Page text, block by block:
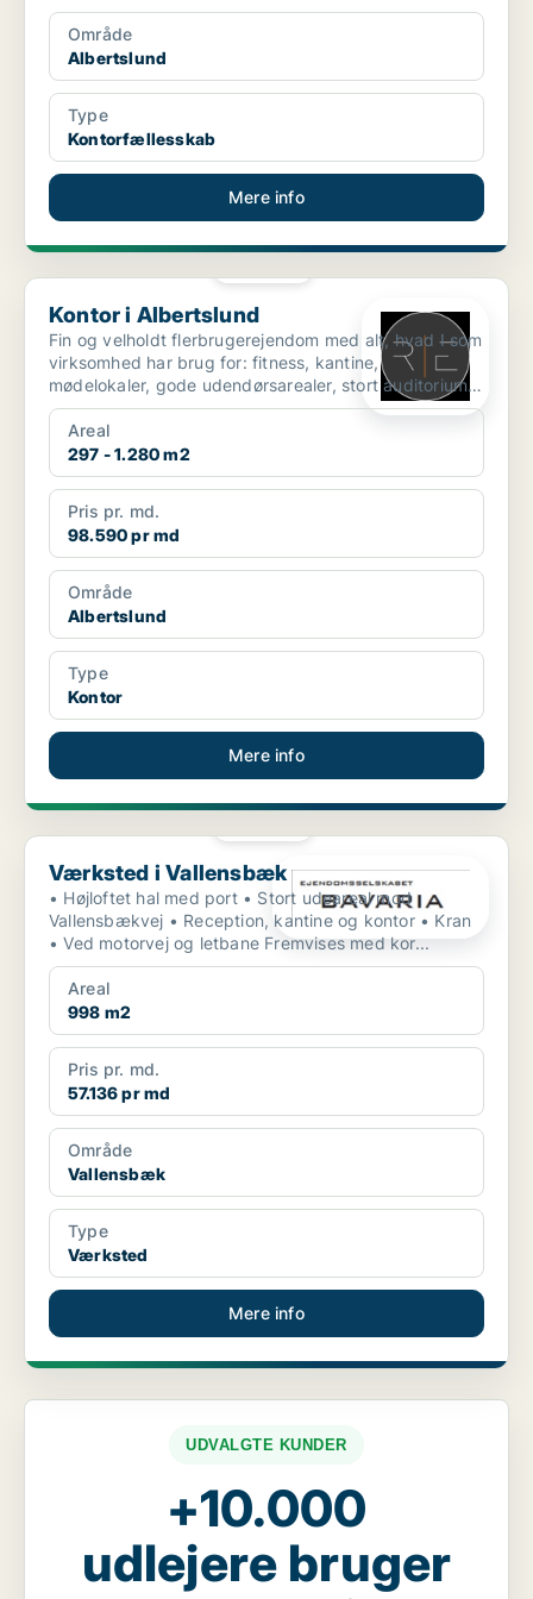
Område
Albertslund
Type
Kontorfællesskab
Mere info
Kontor i Albertslund
Kontor i Albertslund
Fin og velholdt flerbrugerejendom med alt, hvad I som
virksomhed har brug for: fitness, kantine,
mødelokaler, gode udendørsarealer, stort auditorium,
omklædn...
Areal
297 - 1.280 m2
Pris pr. md.
98.590 pr md
Område
Albertslund
Type
Kontor
Mere info
Værksted i Vallensbæk
Værksted i Vallensbæk
• Højloftet hal med port • Stort udeareal mod
Vallensbækvej • Reception, kantine og kontor • Kran
• Ved motorvej og letbane Fremvises med kor...
Areal
998 m2
Pris pr. md.
57.136 pr md
Område
Vallensbæk
Type
Værksted
Mere info
UDVALGTE KUNDER
+10.000
udlejere bruger